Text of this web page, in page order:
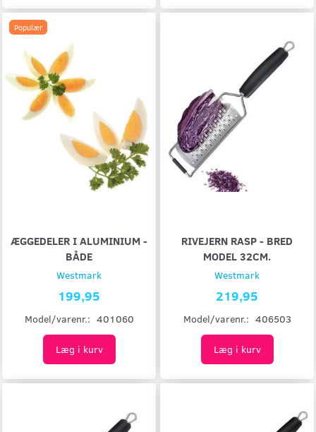
Populær
ÆGGEDELER I ALUMINIUM -
BÅDE
Westmark
199,95
Model/varenr.: 401060
Læg i kurv
RIVEJERN RASP - BRED
MODEL 32CM.
Westmark
219,95
Model/varenr.: 406503
Læg i kurv